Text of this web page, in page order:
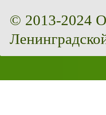
© 2013-2024